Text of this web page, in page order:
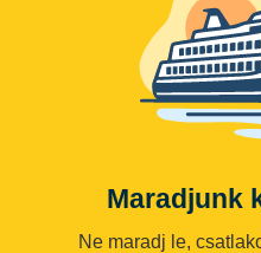
Maradjunk
Ne maradj le,